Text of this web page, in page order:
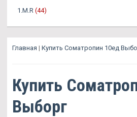
1.M.R (44)
Главная | Купить Cоматропин 10ед
Купить
Выборг